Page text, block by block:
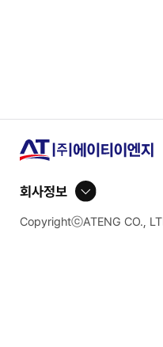
회사정보
CopyrightⓒATENG CO.,